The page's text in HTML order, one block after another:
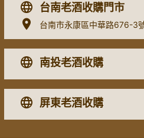
台南老酒收購門市
台南市永康區中華路676-3
南投老酒收購
屏東老酒收購